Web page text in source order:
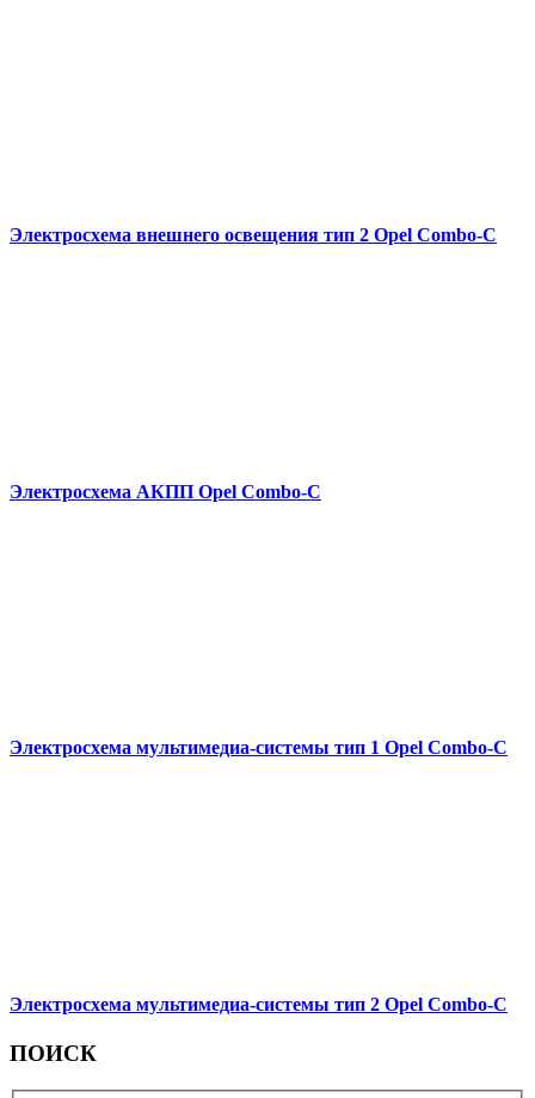
Электросхема внешнего освещения тип 2 Opel Combo-С
Электросхема АКПП Opel Combo-С
Электросхема мультимедиа-системы тип 1 Opel Combo-С
Электросхема мультимедиа-системы тип 2 Opel Combo-С
ПОИСК